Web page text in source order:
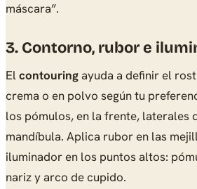
máscara”.
3. Contorno, rubor e
El contouringayuda a definir el
crema o en polvo según tu
los pómulos, en la frente, laterales
mandíbula. Aplica rubor en las
iluminador en los puntos altos:
nariz y arco de cupido.